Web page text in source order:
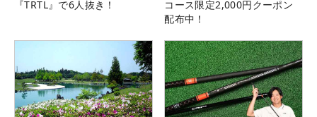
『TRTL』で6人抜き！
コース限定2,000円クーポン
配布中！